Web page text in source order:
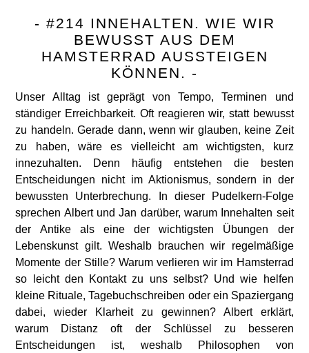
- #214 INNEHALTEN. WIE WIR
BEWUSST AUS DEM
HAMSTERRAD AUSSTEIGEN
KÖNNEN. -
Unser Alltag ist geprägt von Tempo, Terminen und
ständiger Erreichbarkeit. Oft reagieren wir, statt bewusst
zu handeln. Gerade dann, wenn wir glauben, keine Zeit
zu haben, wäre es vielleicht am wichtigsten, kurz
innezuhalten. Denn häufig entstehen die besten
Entscheidungen nicht im Aktionismus, sondern in der
bewussten Unterbrechung. In dieser Pudelkern-Folge
sprechen Albert und Jan darüber, warum Innehalten seit
der Antike als eine der wichtigsten Übungen der
Lebenskunst gilt. Weshalb brauchen wir regelmäßige
Momente der Stille? Warum verlieren wir im Hamsterrad
so leicht den Kontakt zu uns selbst? Und wie helfen
kleine Rituale, Tagebuchschreiben oder ein Spaziergang
dabei, wieder Klarheit zu gewinnen? Albert erklärt,
warum Distanz oft der Schlüssel zu besseren
Entscheidungen ist, weshalb Philosophen von